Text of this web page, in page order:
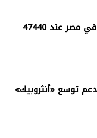
الجنيه الذهب اليوم الاثنين في مصر عند 47440
تدعم توسع «أنثروبيك»